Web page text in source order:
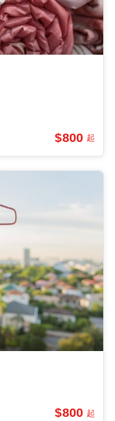
$800 起
$800 起